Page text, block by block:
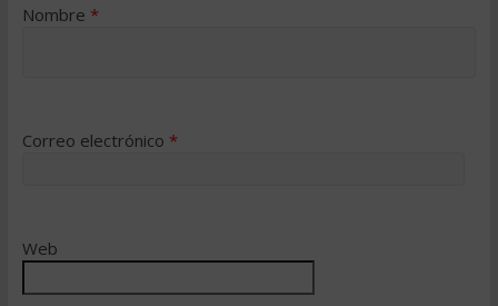
Nombre *
Correo electrónico *
Web